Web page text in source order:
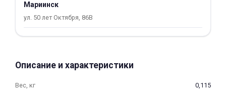
Мариинск
ул. 50 лет Октября, 86В
Описание и характеристики
Вес, кг 0,115